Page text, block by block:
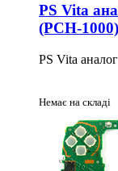
PS Vita
(PCH-1000)
PS Vita
Немає на складі